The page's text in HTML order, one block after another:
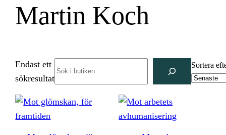
Martin Koch
Endast ett
sökresultat
Sortera